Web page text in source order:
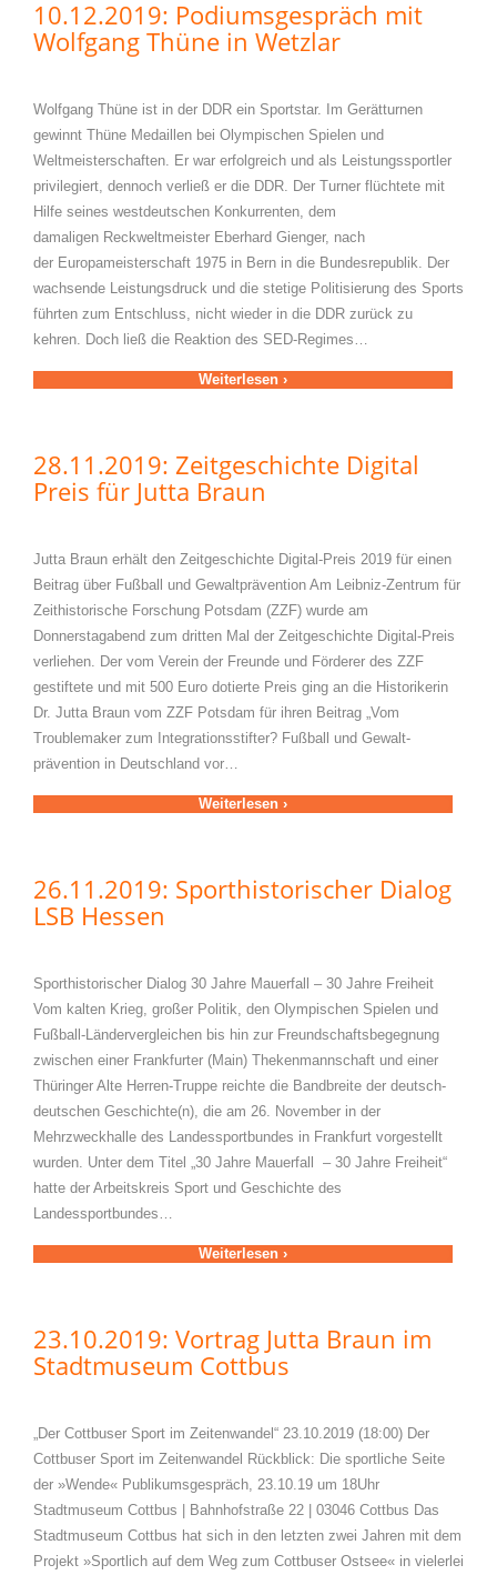
10.12.2019: Podiumsgespräch mit
Wolfgang Thüne in Wetzlar
Wolfgang Thüne ist in der DDR ein Sportstar. Im Gerätturnen
gewinnt Thüne Medaillen bei Olympischen Spielen und
Weltmeisterschaften. Er war erfolgreich und als Leistungssportler
privilegiert, dennoch verließ er die DDR. Der Turner flüchtete mit
Hilfe seines westdeutschen Konkurrenten, dem
damaligen Reckweltmeister Eberhard Gienger, nach
der Europameisterschaft 1975 in Bern in die Bundesrepublik. Der
wachsende Leistungsdruck und die stetige Politisierung des Sports
führten zum Entschluss, nicht wieder in die DDR zurück zu
kehren. Doch ließ die Reaktion des SED-Regimes…
Weiterlesen ›
28.11.2019: Zeitgeschichte Digital
Preis für Jutta Braun
Jutta Braun erhält den Zeitgeschichte Digital-Preis 2019 für einen
Beitrag über Fußball und Gewaltprävention Am Leibniz-Zentrum für
Zeithistorische Forschung Potsdam (ZZF) wurde am
Donnerstagabend zum dritten Mal der Zeitgeschichte Digital-Preis
verliehen. Der vom Verein der Freunde und Förderer des ZZF
gestiftete und mit 500 Euro dotierte Preis ging an die Historikerin
Dr. Jutta Braun vom ZZF Potsdam für ihren Beitrag „Vom
Troublemaker zum Integrationsstifter? Fußball und Gewalt-
prävention in Deutschland vor…
Weiterlesen ›
26.11.2019: Sporthistorischer Dialog
LSB Hessen
Sporthistorischer Dialog 30 Jahre Mauerfall – 30 Jahre Freiheit
Vom kalten Krieg, großer Politik, den Olympischen Spielen und
Fußball-Ländervergleichen bis hin zur Freundschaftsbegegnung
zwischen einer Frankfurter (Main) Thekenmannschaft und einer
Thüringer Alte Herren-Truppe reichte die Bandbreite der deutsch-
deutschen Geschichte(n), die am 26. November in der
Mehrzweckhalle des Landessportbundes in Frankfurt vorgestellt
wurden. Unter dem Titel „30 Jahre Mauerfall – 30 Jahre Freiheit“
hatte der Arbeitskreis Sport und Geschichte des
Landessportbundes…
Weiterlesen ›
23.10.2019: Vortrag Jutta Braun im
Stadtmuseum Cottbus
„Der Cottbuser Sport im Zeitenwandel“ 23.10.2019 (18:00) Der
Cottbuser Sport im Zeitenwandel Rückblick: Die sportliche Seite
der »Wende« Publikumsgespräch, 23.10.19 um 18Uhr
Stadtmuseum Cottbus | Bahnhofstraße 22 | 03046 Cottbus Das
Stadtmuseum Cottbus hat sich in den letzten zwei Jahren mit dem
Projekt »Sportlich auf dem Weg zum Cottbuser Ostsee« in vielerlei